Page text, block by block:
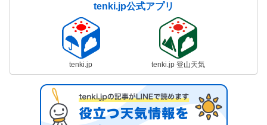
tenki.jp公式アプリ
tenki.jp tenki.jp 登山天気